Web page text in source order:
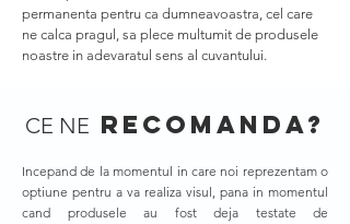
permanenta pentru ca dumneavoastra, cel care
ne calca pragul, sa plece multumit de produsele
noastre in adevaratul sens al cuvantului.
CE NE recomanda?
Incepand de la momentul in care noi reprezentam o
optiune pentru a va realiza visul, pana in momentul
cand produsele au fost deja testate de